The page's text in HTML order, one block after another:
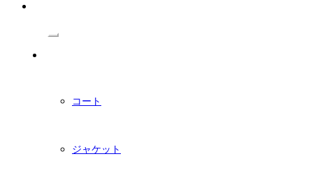
コート
ジャケット